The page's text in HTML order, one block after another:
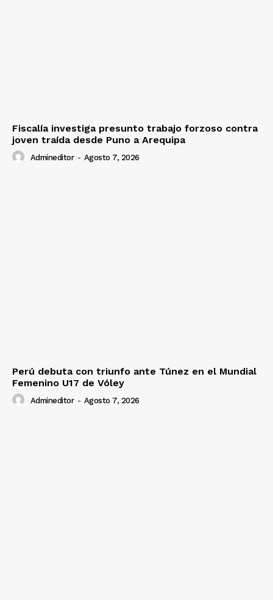
Fiscalía investiga presunto trabajo forzoso contra
joven traída desde Puno a Arequipa
Admineditor - Agosto 7, 2026
Perú debuta con triunfo ante Túnez en el Mundial
Femenino U17 de Vóley
Admineditor - Agosto 7, 2026